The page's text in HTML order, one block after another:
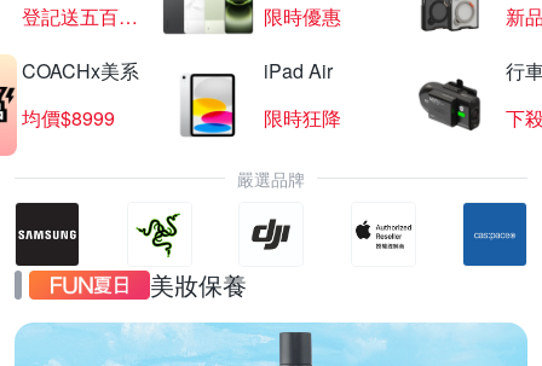
登記送五百超贈點
限時優惠
新
COACHx美系
均價$8999
iPad Air
限時狂降
行
下
嚴選品牌
美妝保養